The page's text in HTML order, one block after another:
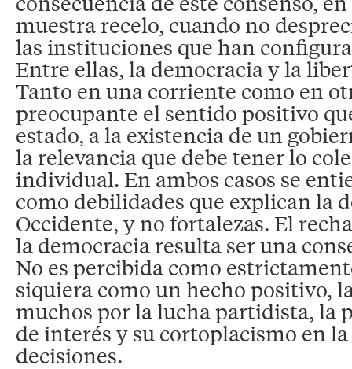
muestra recelo, cuando no
las instituciones que han
Entre ellas, la democracia y la
Tanto en una corriente como en
preocupante el sentido positivo
estado, a la existencia de un
la relevancia que debe tener lo
individual. En ambos casos se
como debilidades que explican la
Occidente, y no fortalezas. El
la democracia resulta ser una
No es percibida como
siquiera como un hecho positivo,
muchos por la lucha partidista, la
de interés y su cortoplacismo en
decisiones.